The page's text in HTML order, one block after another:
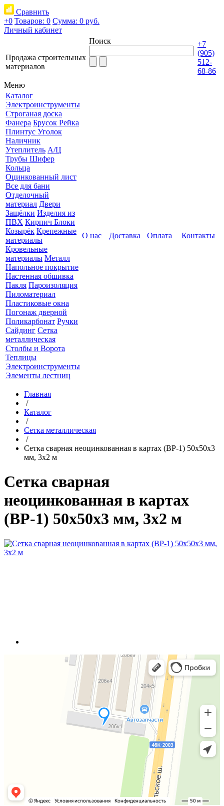
Сравнить
+0 Товаров: 0 Сумма: 0 руб.
Личный кабинет
Продажа строительных
материалов
Поиск
+7
(905)
512-
68-86
Меню
Каталог
Электроинструменты
Строганая доска
Фанера Брусок Рейка
Плинтус Уголок
Наличник
Утеплитель А/Ц
Трубы Шифер
Кольца
Оцинкованный лист
Все для бани
Отделочный
материал Двери
Защёлки Изделия из
ПВХ Кирпич Блоки
Козырёк Крепежные
материалы
Кровельные
материалы Металл
Напольное покрытие
Настенная обшивка
Пакля Пароизоляция
Пиломатериал
Пластиковые окна
Погонаж дверной
Поликарбонат Ручки
Сайдинг Сетка
металлическая
Столбы и Ворота
Теплицы
Электроинструменты
Элементы лестниц
О нас Доставка Оплата Контакты
Главная
/
Каталог
/
Сетка металлическая
/
Сетка сварная неоцинкованная в картах (ВР-1) 50x50x3
мм, 3x2 м
Сетка сварная
неоцинкованная в картах
(ВР-1) 50x50x3 мм, 3x2 м